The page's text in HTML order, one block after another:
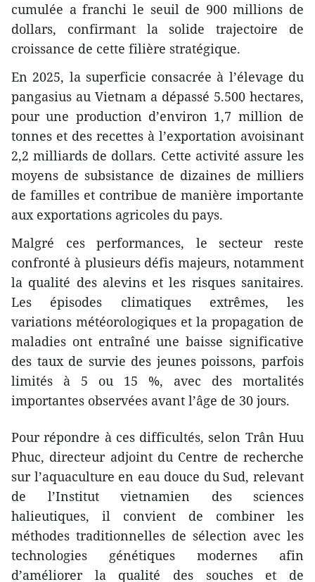
cumulée a franchi le seuil de 900 millions de
dollars, confirmant la solide trajectoire de
croissance de cette filière stratégique.
En 2025, la superficie consacrée à l’élevage du
pangasius au Vietnam a dépassé 5.500 hectares,
pour une production d’environ 1,7 million de
tonnes et des recettes à l’exportation avoisinant
2,2 milliards de dollars. Cette activité assure les
moyens de subsistance de dizaines de milliers
de familles et contribue de manière importante
aux exportations agricoles du pays.
Malgré ces performances, le secteur reste
confronté à plusieurs défis majeurs, notamment
la qualité des alevins et les risques sanitaires.
Les épisodes climatiques extrêmes, les
variations météorologiques et la propagation de
maladies ont entraîné une baisse significative
des taux de survie des jeunes poissons, parfois
limités à 5 ou 15 %, avec des mortalités
importantes observées avant l’âge de 30 jours.
Pour répondre à ces difficultés, selon Trân Huu
Phuc, directeur adjoint du Centre de recherche
sur l’aquaculture en eau douce du Sud, relevant
de l’Institut vietnamien des sciences
halieutiques, il convient de combiner les
méthodes traditionnelles de sélection avec les
technologies génétiques modernes afin
d’améliorer la qualité des souches et de